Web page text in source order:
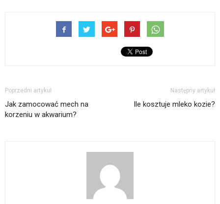
Poprzedni artykuł
Jak zamocować mech na
korzeniu w akwarium?
Następny artykuł
Ile kosztuje mleko kozie?